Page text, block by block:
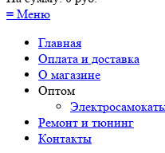
≡ Меню
Главная
Оплата и доставка
О магазине
Оптом
Ремонт и тюнинг
Контакты